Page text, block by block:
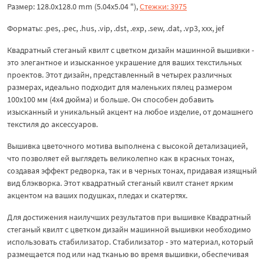
Размер: 128.0x128.0 mm (5.04x5.04 "),Стежки: 3975
Форматы: .pes, .pec, .hus, .vip, .dst, .exp, .sew, .dat, .vp3, xxx, jef
Квадратный стеганый квилт с цветком дизайн машинной вышивки -
это элегантное и изысканное украшение для ваших текстильных
проектов. Этот дизайн, представленный в четырех различных
размерах, идеально подходит для маленьких пялец размером
100х100 мм (4х4 дюйма) и больше. Он способен добавить
изысканный и уникальный акцент на любое изделие, от домашнего
текстиля до аксессуаров.
Вышивка цветочного мотива выполнена с высокой детализацией,
что позволяет ей выглядеть великолепно как в красных тонах,
создавая эффект редворка, так и в черных тонах, придавая изящный
вид блэкворка. Этот квадратный стеганый квилт станет ярким
акцентом на ваших подушках, пледах и скатертях.
Для достижения наилучших результатов при вышивке Квадратный
стеганый квилт с цветком дизайн машинной вышивки необходимо
использовать стабилизатор. Стабилизатор - это материал, который
размещается под или над тканью во время вышивки, обеспечивая